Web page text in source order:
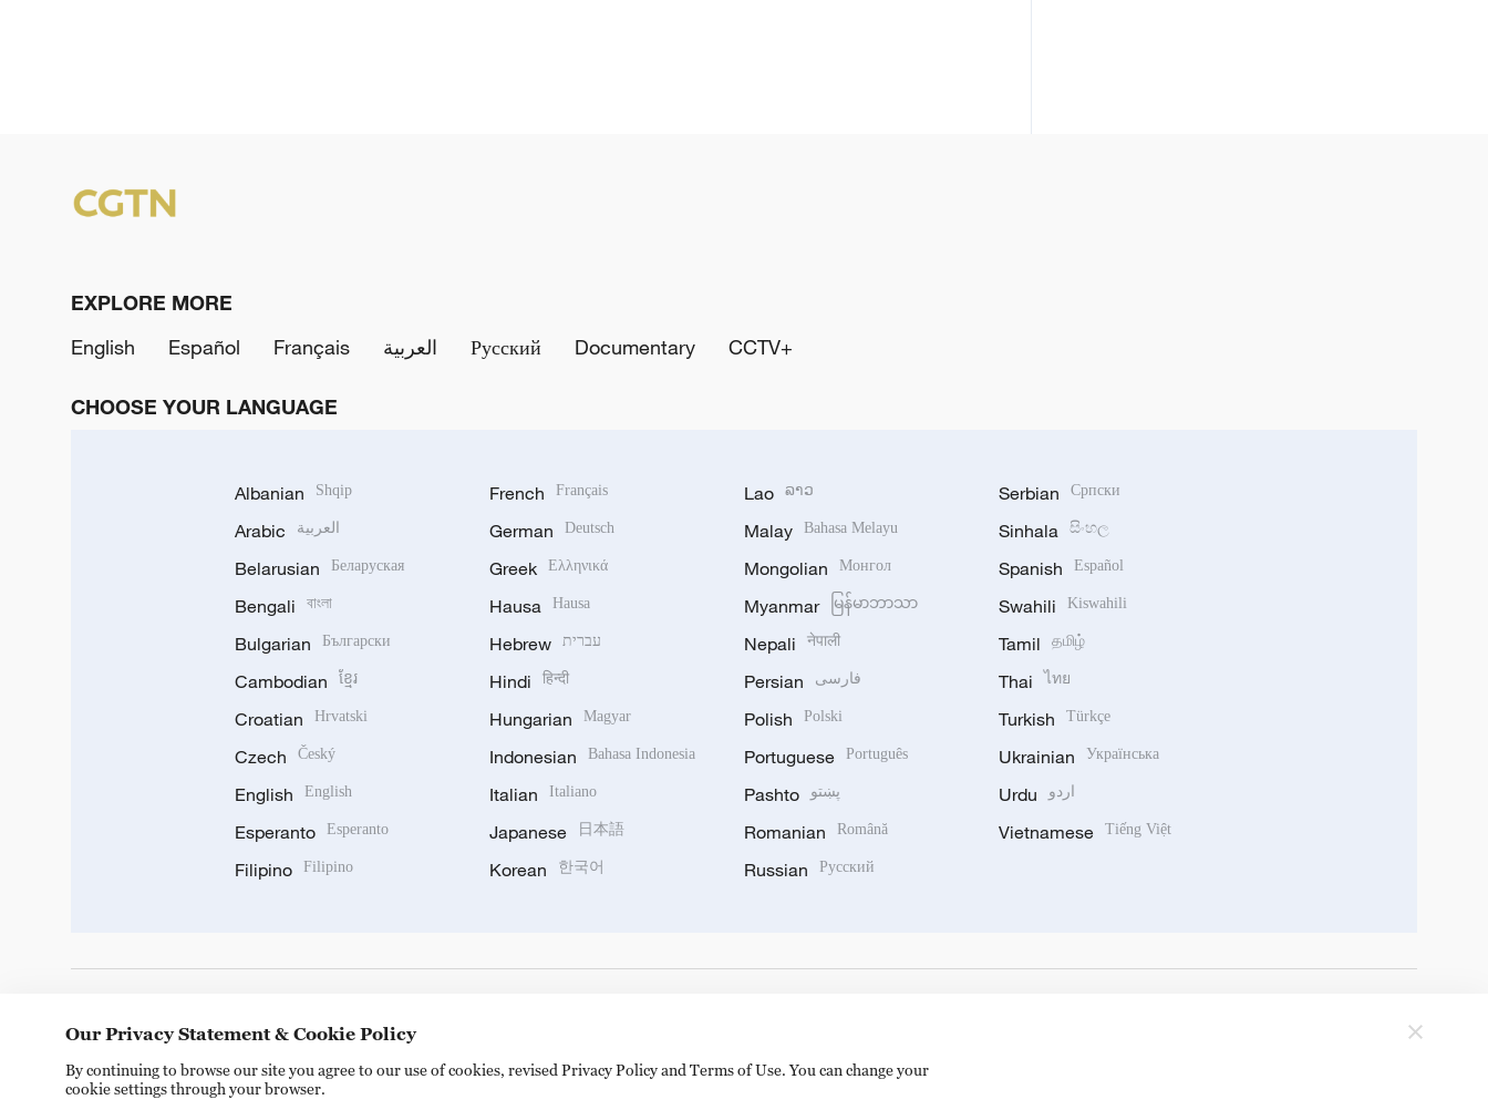
EXPLORE MORE
English
Español Français العربية Русский Documentary CCTV+
CHOOSE YOUR LANGUAGE
Albanian Shqip
Arabic العربية
Belarusian Беларуская
Bengali বাংলা
Bulgarian Български
Cambodian ខ្មែរ
Croatian Hrvatski
Czech Český
English English
Esperanto Esperanto
Filipino Filipino
French Français
German Deutsch
Greek Ελληνικά
Hausa Hausa
Hebrew עברית
Hindi हिन्दी
Hungarian Magyar
Indonesian Bahasa Indonesia
Italian Italiano
Japanese 日本語
Korean 한국어
Lao ລາວ
Malay Bahasa Melayu
Mongolian Монгол
Myanmar မြန်မာဘာသာ
Nepali नेपाली
Persian فارسی
Polish Polski
Portuguese Português
Pashto پښتو
Romanian Română
Russian Русский
Serbian Српски
Sinhala සිංහල
Spanish Español
Swahili Kiswahili
Tamil தமிழ்
Thai ไทย
Turkish Türkçe
Ukrainian Українська
Urdu اردو
Vietnamese Tiếng Việt
Our Privacy Statement & Cookie Policy
By continuing to browse our site you agree to our use of cookies, revised Privacy Policy and Terms of Use. You can change your
cookie settings through your browser.